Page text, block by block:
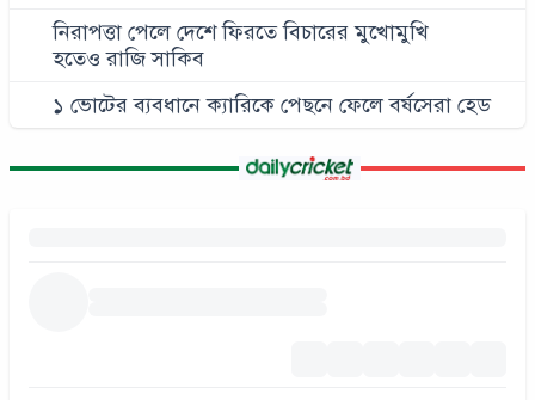
নিরাপত্তা পেলে দেশে ফিরতে বিচারের মুখোমুখি
হতেও রাজি সাকিব
১ ভোটের ব্যবধানে ক্যারিকে পেছনে ফেলে বর্ষসেরা হেড